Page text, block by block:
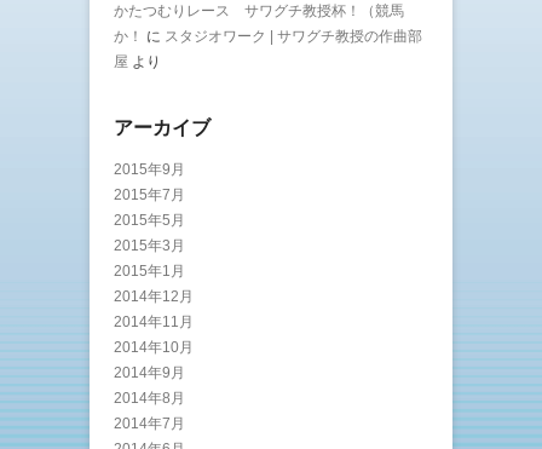
かたつむりレース サワグチ教授杯！（競馬
か！
に スタジオワーク | サワグチ教授の作曲部
屋 より
アーカイブ
2015年9月
2015年7月
2015年5月
2015年3月
2015年1月
2014年12月
2014年11月
2014年10月
2014年9月
2014年8月
2014年7月